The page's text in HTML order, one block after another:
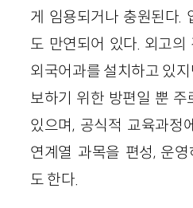
게 임용되거나 충원된다.
도 만연되어 있다. 외고의
외국어과를 설치하고 있
보하기 위한 방편일 뿐
있으며, 공식적 교육과정
연계열 과목을 편성, 운
도 한다.